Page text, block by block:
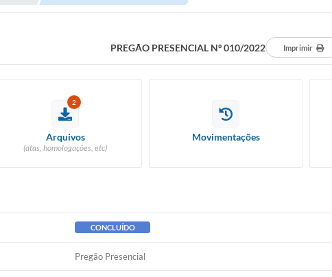
PREGÃO PRESENCIAL Nº 010/2022 Imprimir
2
Arquivos
(atas, homologações, etc)
Movimentações
CONCLUÍDO
Pregão Presencial